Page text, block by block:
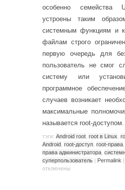
особенно семейства
устроены таким
системным функциям и
файлам строго
первую очередь для
пользователь не смог
систему или
программное
случаев возникает
максимальные
называется root-доступом.
тэги: Android root root в Linux
Android root-доступ root-права
права администратора
суперпользователь | Permalink |
отключены